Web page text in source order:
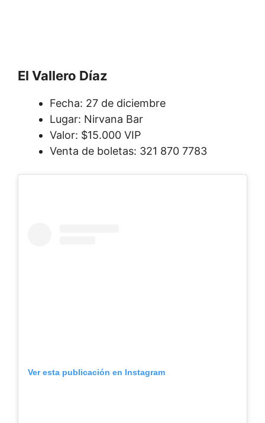
El Vallero Díaz
Fecha: 27 de diciembre
Lugar: Nirvana Bar
Valor: $15.000 VIP
Venta de boletas: 321 870 7783
Ver esta publicación en Instagram